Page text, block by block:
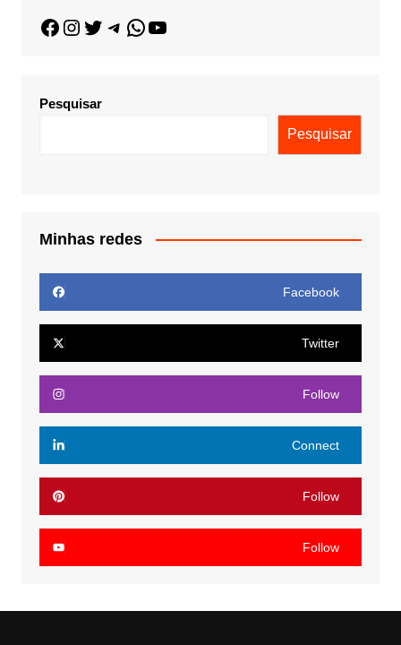
Pesquisar
Pesquisar
Minhas redes
Facebook
Twitter
Follow
Connect
Follow
Follow